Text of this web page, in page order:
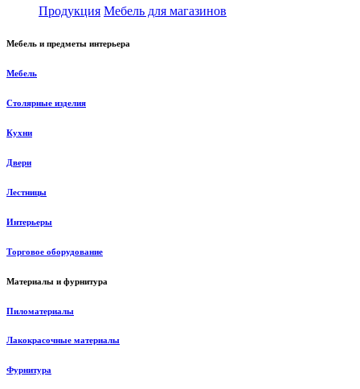
Продукция Мебель для магазинов
Мебель и предметы интерьера
Мебель
Столярные изделия
Кухни
Двери
Лестницы
Интерьеры
Торговое оборудование
Материалы и фурнитура
Пиломатериалы
Лакокрасочные материалы
Фурнитура